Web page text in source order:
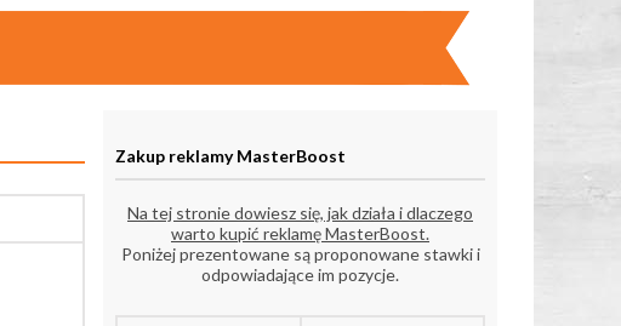
Zakup reklamy MasterBoost
Na tej stronie dowiesz się, jak działa i dlaczego
warto kupić reklamę MasterBoost.
Poniżej prezentowane są proponowane stawki i
odpowiadające im pozycje.